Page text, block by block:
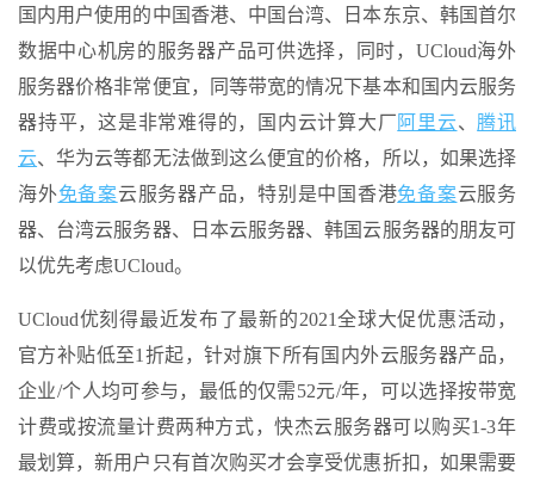
国内用户使用的中国香港、中国台湾、日本东京、韩国首尔
数据中心机房的服务器产品可供选择，同时，UCloud海外
服务器价格非常便宜，同等带宽的情况下基本和国内云服务
器持平，这是非常难得的，国内云计算大厂 阿里云、 腾讯
云、华为云等都无法做到这么便宜的价格，所以，如果选择
海外免备案云服务器产品，特别是中国香港免备案云服务
器、台湾云服务器、日本云服务器、韩国云服务器的朋友可
以优先考虑UCloud。
UCloud优刻得最近发布了最新的2021全球大促优惠活动，
官方补贴低至1折起，针对旗下所有国内外云服务器产品，
企业/个人均可参与，最低的仅需52元/年，可以选择按带宽
计费或按流量计费两种方式，快杰云服务器可以购买1-3年
最划算，新用户只有首次购买才会享受优惠折扣，如果需要